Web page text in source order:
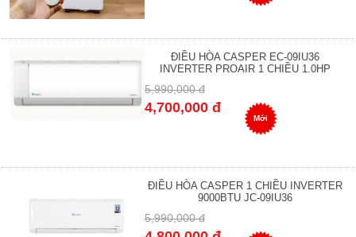
ĐIỀU HÒA CASPER EC-09IU36
INVERTER PROAIR 1 CHIỀU 1.0HP
5,990,000 đ
4,700,000 đ
Mới
ĐIỀU HÒA CASPER 1 CHIỀU INVERTER
9000BTU JC-09IU36
5,990,000 đ